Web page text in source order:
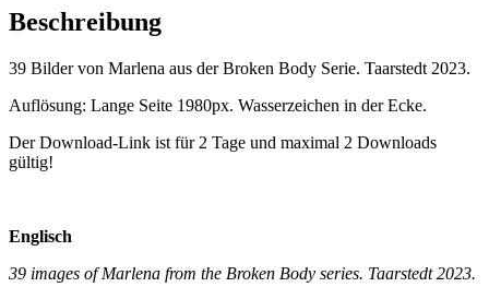
Beschreibung
39 Bilder von Marlena aus der Broken Body Serie. Taarstedt 2023.
Auflösung: Lange Seite 1980px. Wasserzeichen in der Ecke.
Der Download-Link ist für 2 Tage und maximal 2 Downloads
gültig!
Englisch
39 images of Marlena from the Broken Body series. Taarstedt 2023.